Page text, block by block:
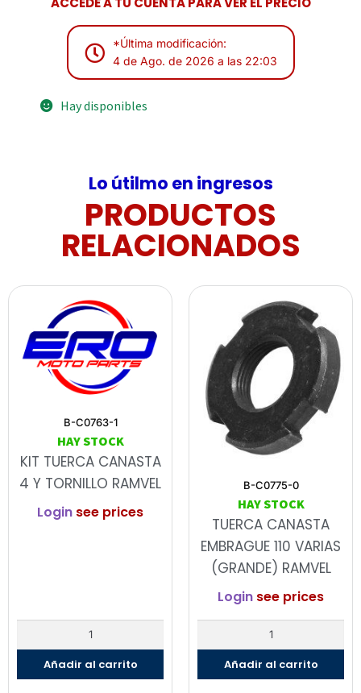
*Última modificación:
4 de Ago. de 2026 a las 22:03
Hay disponibles
Lo útilmo en ingresos
PRODUCTOS
RELACIONADOS
B-C0763-1
HAY STOCK
KIT TUERCA CANASTA
4 Y TORNILLO RAMVEL
Login see prices
Añadir al carrito
B-C0775-0
HAY STOCK
TUERCA CANASTA
EMBRAGUE 110 VARIAS
(GRANDE) RAMVEL
Login see prices
Añadir al carrito